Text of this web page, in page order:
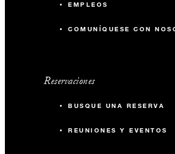
EMPLEOS
COMUNÍQUESE CON
Reservaciones
BUSQUE UNA RESERVA
REUNIONES Y EVENTOS